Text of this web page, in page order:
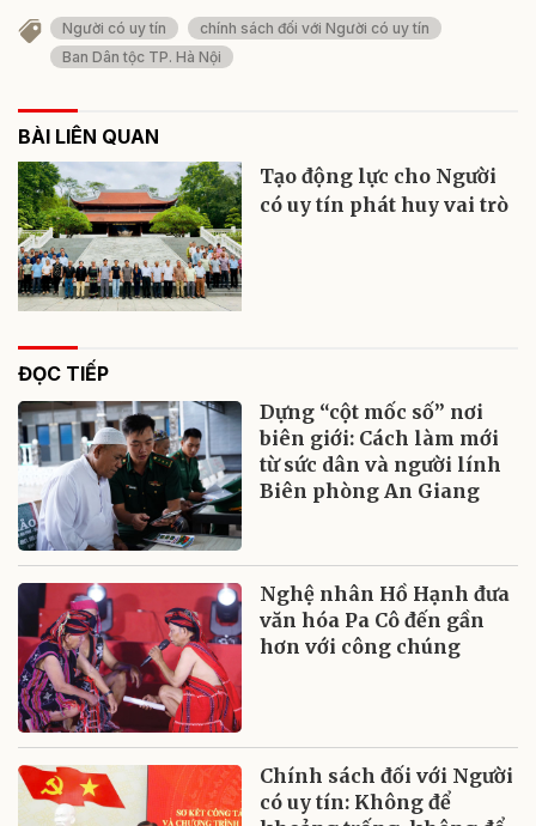
Người có uy tín
chính sách đối với Người có uy tín
Ban Dân tộc TP. Hà Nội
BÀI LIÊN QUAN
Tạo động lực cho Người
có uy tín phát huy vai trò
ĐỌC TIẾP
Dựng “cột mốc số” nơi
biên giới: Cách làm mới
từ sức dân và người lính
Biên phòng An Giang
Nghệ nhân Hồ Hạnh đưa
văn hóa Pa Cô đến gần
hơn với công chúng
Chính sách đối với Người
có uy tín: Không để